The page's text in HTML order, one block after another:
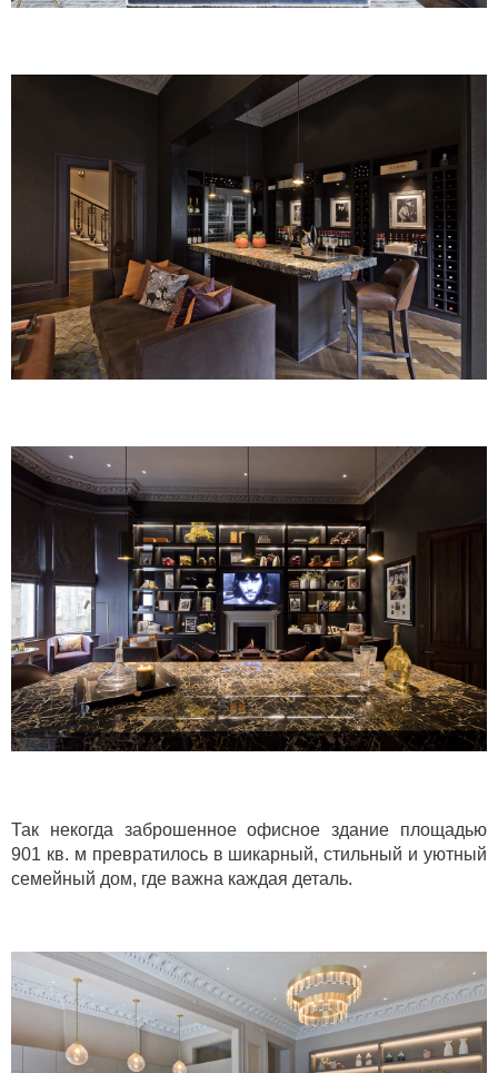
Так некогда заброшенное офисное здание площадью
901 кв. м превратилось в шикарный, стильный и уютный
семейный дом, где важна каждая деталь.